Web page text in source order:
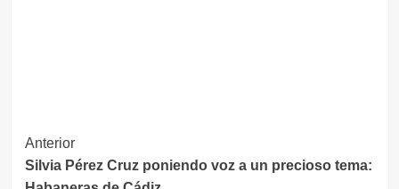
Navegación
de
Anterior
Silvia Pérez Cruz poniendo voz a un precioso tema: